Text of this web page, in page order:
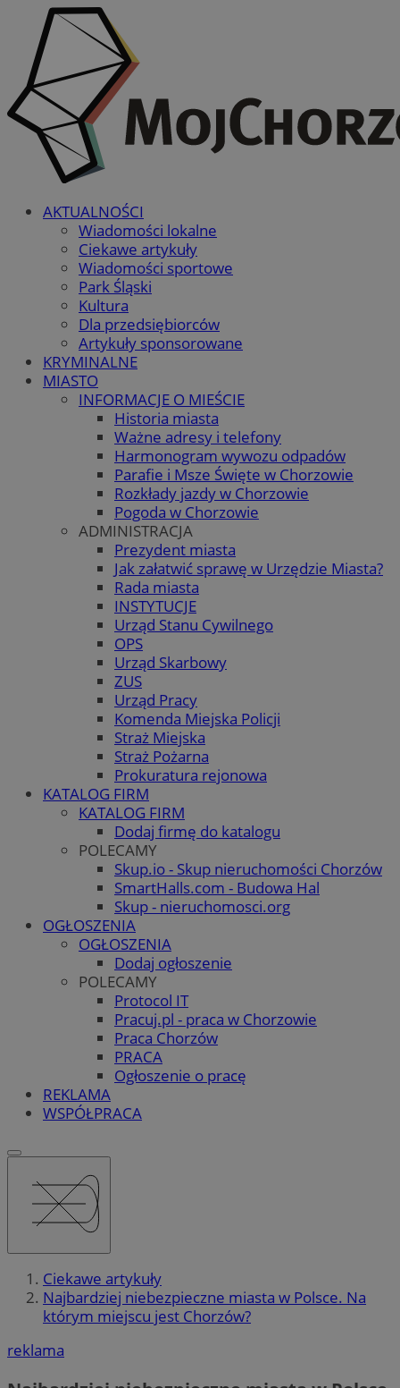
AKTUALNOŚCI
Wiadomości lokalne
Ciekawe artykuły
Wiadomości sportowe
Park Śląski
Kultura
Dla przedsiębiorców
Artykuły sponsorowane
KRYMINALNE
MIASTO
INFORMACJE O MIEŚCIE
Historia miasta
Ważne adresy i telefony
Harmonogram wywozu odpadów
Parafie i Msze Święte w Chorzowie
Rozkłady jazdy w Chorzowie
Pogoda w Chorzowie
ADMINISTRACJA
Prezydent miasta
Jak załatwić sprawę w Urzędzie Miasta?
Rada miasta
INSTYTUCJE
Urząd Stanu Cywilnego
OPS
Urząd Skarbowy
ZUS
Urząd Pracy
Komenda Miejska Policji
Straż Miejska
Straż Pożarna
Prokuratura rejonowa
KATALOG FIRM
KATALOG FIRM
Dodaj firmę do katalogu
POLECAMY
Skup.io - Skup nieruchomości Chorzów
SmartHalls.com - Budowa Hal
Skup - nieruchomosci.org
OGŁOSZENIA
OGŁOSZENIA
Dodaj ogłoszenie
POLECAMY
Protocol IT
Pracuj.pl - praca w Chorzowie
Praca Chorzów
PRACA
Ogłoszenie o pracę
REKLAMA
WSPÓŁPRACA
Ciekawe artykuły
Najbardziej niebezpieczne miasta w Polsce. Na
którym miejscu jest Chorzów?
reklama